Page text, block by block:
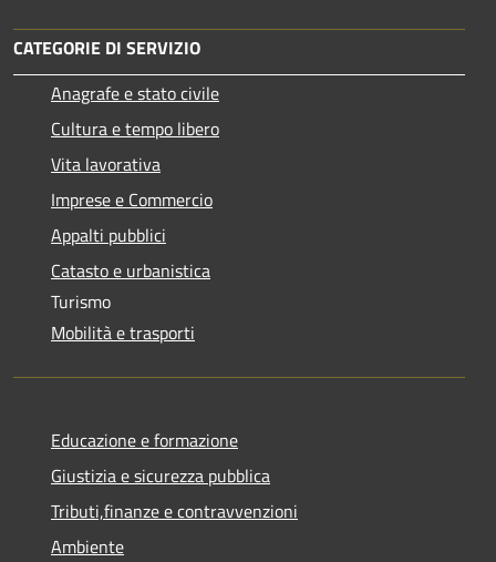
CATEGORIE DI SERVIZIO
Anagrafe e stato civile
Cultura e tempo libero
Vita lavorativa
Imprese e Commercio
Appalti pubblici
Catasto e urbanistica
Turismo
Mobilità e trasporti
Educazione e formazione
Giustizia e sicurezza pubblica
Tributi,finanze e contravvenzioni
Ambiente